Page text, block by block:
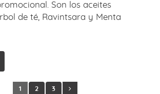
Son los aceites
de té, Ravintsara y Menta
1 2 3